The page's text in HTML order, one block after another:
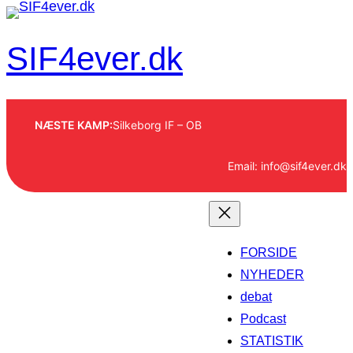
Spring
indhold
SIF4ever.dk
NÆSTE KAMP:Silkeborg IF – OB
Email: info@sif4ever.dk
FORSIDE
NYHEDER
debat
Podcast
STATISTIK